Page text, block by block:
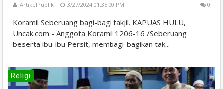
ArtikelPublik 3/27/2024 01:35:00 PM 0
Koramil Seberuang bagi-bagi takjil. KAPUAS HULU,
Uncak.com - Anggota Koramil 1206-16 /Seberuang
beserta ibu-ibu Persit, membagi-bagikan tak...
Religi